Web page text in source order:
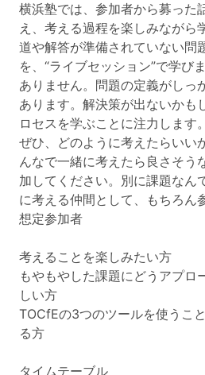
横浜塾では、参加者から募った
え、考える過程を楽しみながら
道や解答が準備されていない問
を、“ライブセッション”で学び
ありません。問題の定義がしっ
あります。解決策が出ないかも
ロセスを学ぶことに注力します。
ぜひ、どのように考えたらいい
んなで一緒に考えたら良さそう
加してください。別に課題なん
に考える仲間として、もちろん
想定参加者
考えることを楽しみたい方
もやもやした課題にどうアプロ
しい方
TOCfEの3つのツールを使うこ
る方
タイムテーブル